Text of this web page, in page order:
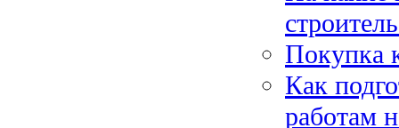
Покупка
Как
работам